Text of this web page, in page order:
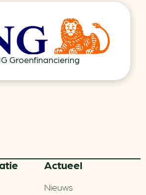
Groenfinanciering
Actueel
Nieuws